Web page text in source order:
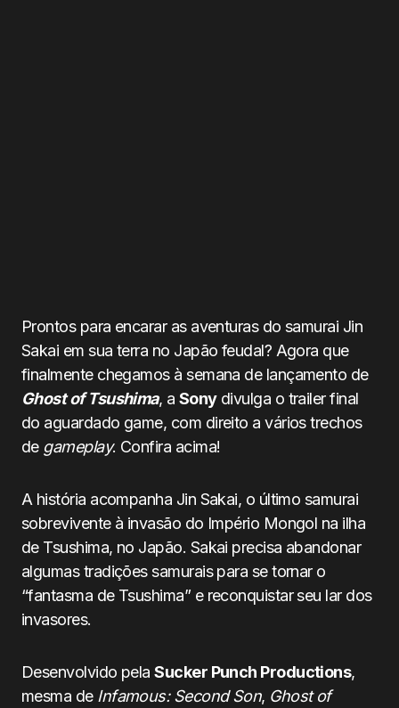
Prontos para encarar as aventuras do samurai Jin
Sakai em sua terra no Japão feudal? Agora que
finalmente chegamos à semana de lançamento de
Ghost of Tsushima, a Sonydivulga o trailer final
do aguardado game, com direito a vários trechos
de gameplay. Confira acima!
A história acompanha Jin Sakai, o último samurai
sobrevivente à invasão do Império Mongol na ilha
de Tsushima, no Japão. Sakai precisa abandonar
algumas tradições samurais para se tornar o
“fantasma de Tsushima” e reconquistar seu lar dos
invasores.
Desenvolvido pelaSucker Punch Productions,
mesma de Infamous: Second Son, Ghost of